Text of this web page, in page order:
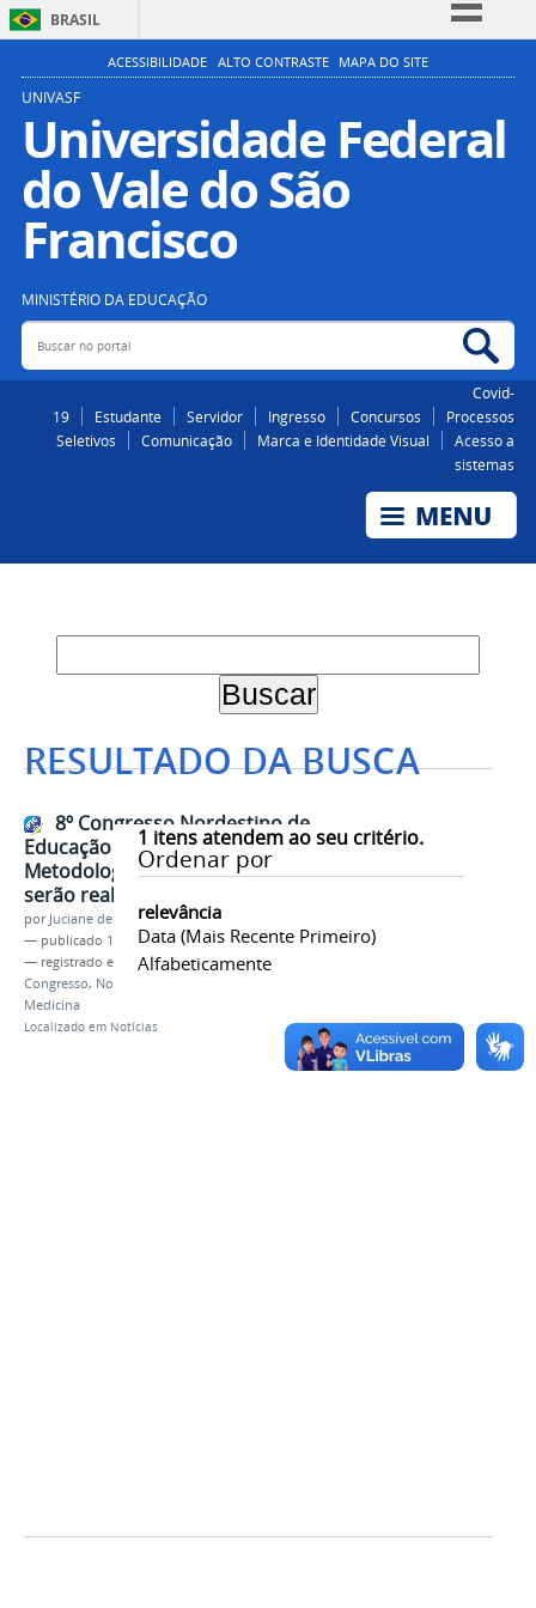
BRASIL
Simplifique!
Participe
Acesso à informação
Legislação
ACESSIBILIDADE ALTO CONTRASTE MAPA DO SITE
UNIVASF
Universidade Federal
do Vale do São
Francisco
MINISTÉRIO DA EDUCAÇÃO
Buscar no portal
Covid-
19
Estudante Servidor Ingresso Concursos
Processos
Seletivos
Comunicação Marca e Identidade Visual
Acesso a
sistemas
RESULTADO DA BUSCA
1 itens atendem ao seu critério.
Ordenar por
relevância
Data (mais Recente Primeiro)
Alfabeticamente
8º Congresso Nordestino de
Educação Médica e 1º Fórum de
Metodologias Ativas em Saúde
serão realizados em Paulo Afonso
por Juciane de Jesus Aleixo
— publicado 16/03/2018
— registrado em:
Campus Paulo Afonso,
Congresso, Nordeste
Medicina
Localizado em Notícias